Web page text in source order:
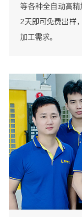
等各种全自动高精
2天即可免费出样
加工需求。